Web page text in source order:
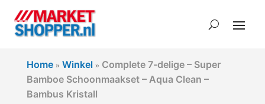
Home» Winkel » Complete 7-delige – Super
Bamboe Schoonmaakset – Aqua Clean –
Bambus Kristall